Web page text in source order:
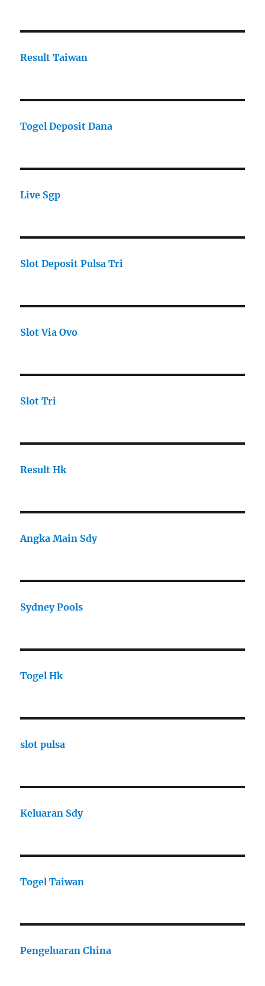
Result Taiwan
Togel Deposit Dana
Live Sgp
Slot Deposit Pulsa Tri
Slot Via Ovo
Slot Tri
Result Hk
Angka Main Sdy
Sydney Pools
Togel Hk
slot pulsa
Keluaran Sdy
Togel Taiwan
Pengeluaran China